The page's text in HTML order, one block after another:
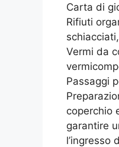
Carta di
Rifiuti
Vermi da
Passaggi
coperchio
garantire
l’ingresso